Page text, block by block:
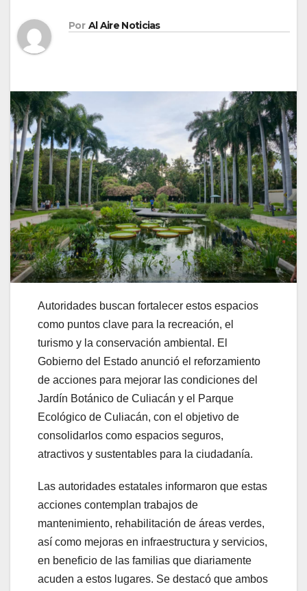
Por Al Aire Noticias
Autoridades buscan fortalecer estos espacios
como puntos clave para la recreación, el
turismo y la conservación ambiental. El
Gobierno del Estado anunció el reforzamiento
de acciones para mejorar las condiciones del
Jardín Botánico de Culiacán y el Parque
Ecológico de Culiacán, con el objetivo de
consolidarlos como espacios seguros,
atractivos y sustentables para la ciudadanía.
Las autoridades estatales informaron que estas
acciones contemplan trabajos de
mantenimiento, rehabilitación de áreas verdes,
así como mejoras en infraestructura y servicios,
en beneficio de las familias que diariamente
acuden a estos lugares. Se destacó que ambos